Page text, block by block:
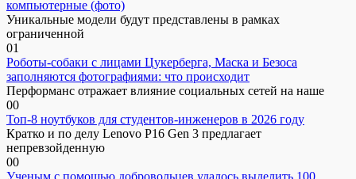
компьютерные (фото)
Уникальные модели будут представлены в рамках
ограниченной
01
Роботы-собаки с лицами Цукерберга, Маска и Безоса
заполняются фотографиями: что происходит
Перформанс отражает влияние социальных сетей на наше
00
Топ-8 ноутбуков для студентов-инженеров в 2026 году
Кратко и по делу Lenovo P16 Gen 3 предлагает
непревзойденную
00
Ученым с помощью добровольцев удалось выделить 100